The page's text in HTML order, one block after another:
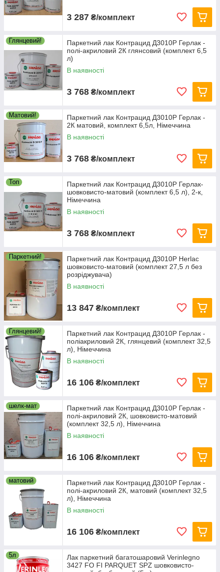
3 287 ₴/комплект
Глянцевий!
Паркетний лак Контрацид Д3010Р Герлак -
полі-акриловий 2К глянсовий (комплект 6,5
л)
В наявності
3 768 ₴/комплект
Матовий!
Паркетний лак Контрацид Д3010Р Герлак -
2К матовий, комплект 6,5л, Німеччина
В наявності
3 768 ₴/комплект
Топ
Паркетний лак Контрацид Д3010Р Герлак-
шовковисто-матовий (комплект 6,5 л), 2-к,
Німеччина
В наявності
3 768 ₴/комплект
Паркетний!
Паркетний лак Контрацид Д3010Р Herlac
шовковисто-матовий (комплект 27,5 л без
розріджувача)
В наявності
13 847 ₴/комплект
Глянцевий!
Паркетний лак Контрацид Д3010Р Герлак -
поліакриловий 2К, глянцевий (комплект 32,5
л), Німеччина
В наявності
16 106 ₴/комплект
шелк-мат
Паркетний лак Контрацид Д3010Р Герлак -
полі-акриловий 2К, шовковисто-матовий
(комплект 32,5 л), Німеччина
В наявності
16 106 ₴/комплект
матовий
Паркетний лак Контрацид Д3010Р Герлак -
полі-акриловий 2К, матовий (комплект 32,5
л), Німеччина
В наявності
16 106 ₴/комплект
5л
Лак паркетний багатошаровий Verinlegno
3427 FO FI PARQUET SPZ шовковисто-